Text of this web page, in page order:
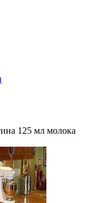
125 мл молока